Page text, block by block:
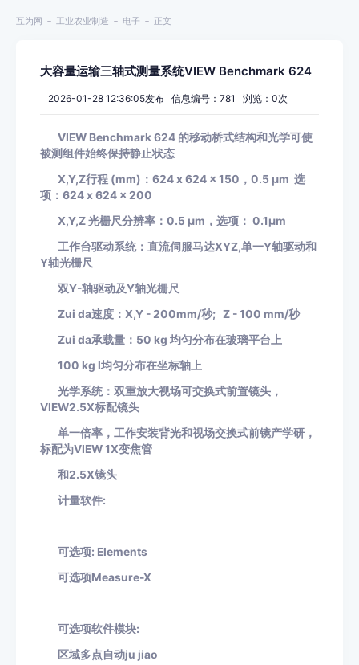
互为网 工业农业制造 电子 正文
大容量运输三轴式测量系统VIEW Benchmark 624
2026-01-28 12:36:05发布 信息编号：781 浏览： 0次
VIEW Benchmark 624 的移动桥式结构和光学可使
被测组件始终保持静止状态
X,Y,Z行程 (mm)：624 x 624 x 150，0.5 μm 选
项：624 x 624 x 200
X,Y,Z 光栅尺分辨率：0.5 μm，选项： 0.1μm
工作台驱动系统：直流伺服马达XYZ,单一Y轴驱动和
Y轴光栅尺
双Y-轴驱动及Y轴光栅尺
Zui da速度： X,Y - 200mm/秒; Z - 100 mm/秒
Zui da承载量： 50 kg 均匀分布在玻璃平台上
100 kg l均匀分布在坐标轴上
光学系统：双重放大视场可交换式前置镜头，
VIEW2.5X标配镜头
单一倍率，工作安装背光和视场交换式前镜产学研，
标配为VIEW 1X变焦管
和2.5X镜头
计量软件:
可选项: Elements
可选项Measure-X
可选项软件模块:
区域多点自动ju jiao